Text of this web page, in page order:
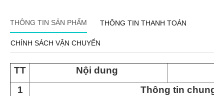
THÔNG TIN SẢN PHẨM THÔNG TIN THANH TOÁN
CHÍNH SÁCH VẬN CHUYỂN
TT Nội dung
1
Thông tin chung